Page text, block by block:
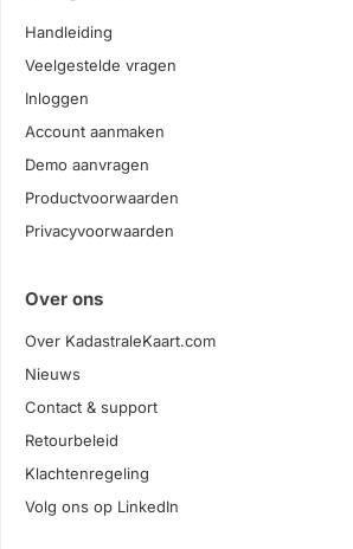
Handleiding
Veelgestelde vragen
Inloggen
Account aanmaken
Demo aanvragen
Productvoorwaarden
Privacyvoorwaarden
Over ons
Over KadastraleKaart.com
Nieuws
Contact & support
Retourbeleid
Klachtenregeling
Volg ons op LinkedIn